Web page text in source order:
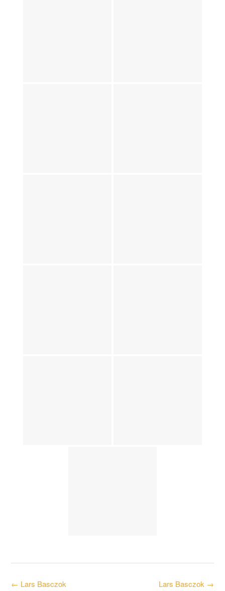
Post Lars Basczok →
← Lars Basczok